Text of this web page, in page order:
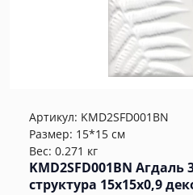
Артикул: KMD2SFD001BN
Размер: 15*15 см
Вес: 0.271 кг
KMD2SFD001BN
структура 15x15x0,9